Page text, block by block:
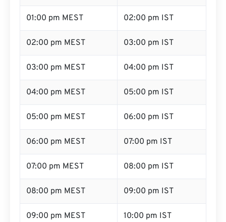
01:00 pm MEST 02:00 pm IST
02:00 pm MEST 03:00 pm IST
03:00 pm MEST 04:00 pm IST
04:00 pm MEST 05:00 pm IST
05:00 pm MEST 06:00 pm IST
06:00 pm MEST 07:00 pm IST
07:00 pm MEST 08:00 pm IST
08:00 pm MEST 09:00 pm IST
09:00 pm MEST 10:00 pm IST